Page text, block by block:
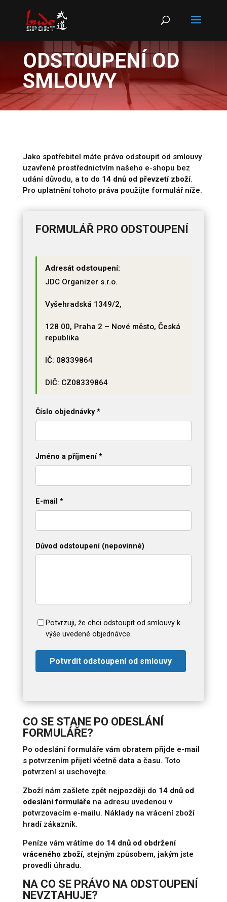
Products
search
ODSTOUPENÍ OD
SMLOUVY
Jako spotřebitel máte právo odstoupit od smlouvy
uzavřené prostřednictvím našeho e-shopu bez
udání důvodu, a to do 14 dnů od převzetí zboží.
Pro uplatnění tohoto práva použijte formulář níže.
FORMULÁŘ PRO ODSTOUPENÍ
Adresát odstoupení:
JDC Organizer s.r.o.
Vyšehradská 1349/2,
128 00, Praha 2 – Nové město, Česká
republika
IČ: 08339864
DIČ: CZ08339864
Číslo objednávky *
Jméno a příjmení *
E-mail *
Důvod odstoupení (nepovinné)
Potvrzuji, že chci odstoupit od smlouvy k
výše uvedené objednávce.
Potvrdit odstoupení od smlouvy
CO SE STANE PO ODESLÁNÍ
FORMULÁŘE?
Po odeslání formuláře vám obratem přijde e-mail
s potvrzením přijetí včetně data a času. Toto
potvrzení si uschovejte.
Zboží nám zašlete zpět nejpozději do 14 dnů od
odeslání formuláře na adresu uvedenou v
potvrzovacím e-mailu. Náklady na vrácení zboží
hradí zákazník.
Peníze vám vrátíme do 14 dnů od obdržení
vráceného zboží, stejným způsobem, jakým jste
provedli úhradu.
NA CO SE PRÁVO NA ODSTOUPENÍ
NEVZTAHUJE?